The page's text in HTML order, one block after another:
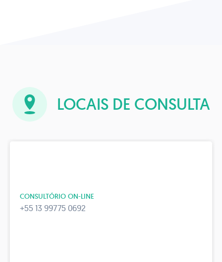
LOCAIS DE CONSULTA
CONSULTÓRIO ON-LINE
+55 13 99775 0692